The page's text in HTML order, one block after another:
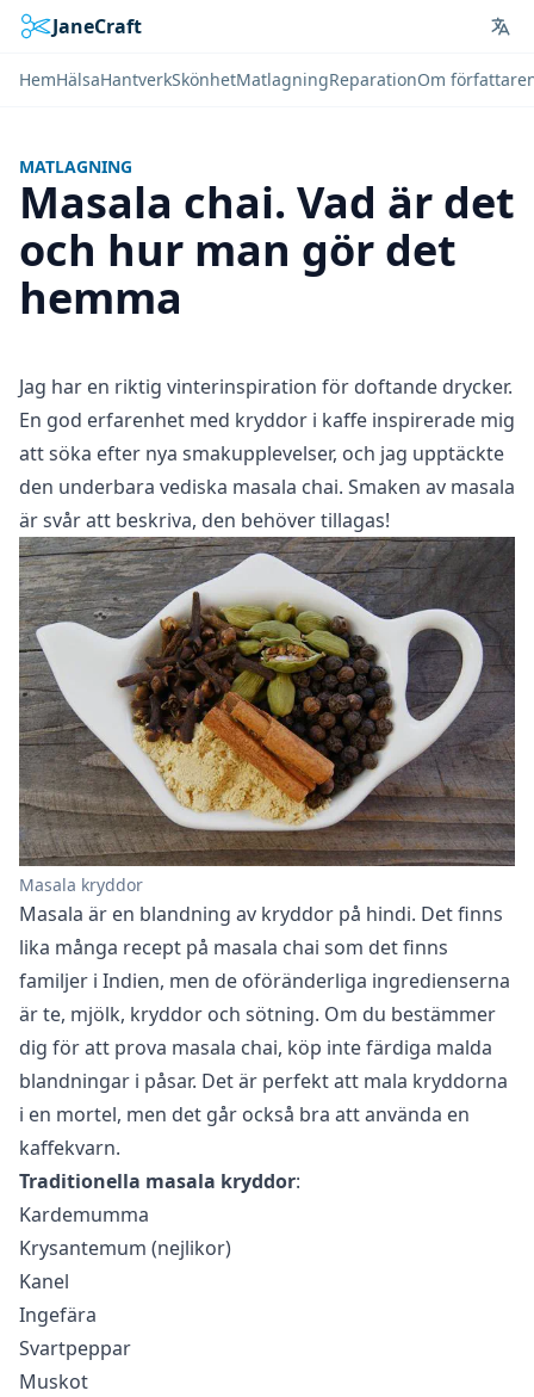
JaneCraft
HemHälsaHantverkSkönhetMatlagningReparationOm
MATLAGNING
Masala chai. Vad är det
och hur man gör det
hemma
Jag har en riktig vinterinspiration för doftande drycker.
En god erfarenhet med kryddor i kaffe inspirerade mig
att söka efter nya smakupplevelser, och jag upptäckte
den underbara vediska masala chai. Smaken av masala
är svår att beskriva, den behöver tillagas!
Masala kryddor
Masala är en blandning av kryddor på hindi. Det finns
lika många recept på masala chai som det finns
familjer i Indien, men de oföränderliga ingredienserna
är te, mjölk, kryddor och sötning. Om du bestämmer
dig för att prova masala chai, köp inte färdiga malda
blandningar i påsar. Det är perfekt att mala kryddorna
i en mortel, men det går också bra att använda en
kaffekvarn.
Traditionella masala kryddor:
Kardemumma
Krysantemum (nejlikor)
Kanel
Ingefära
Svartpeppar
Muskot